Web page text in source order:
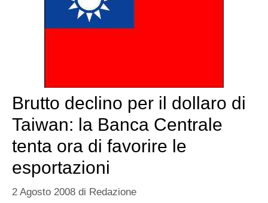
Brutto declino per il dollaro di
Taiwan: la Banca Centrale
tenta ora di favorire le
esportazioni
2 Agosto 2008 di Redazione